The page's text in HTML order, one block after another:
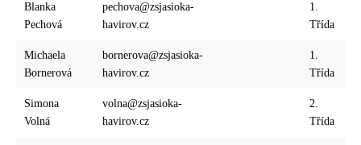
Blanka
Pechová
pechova@zsjasioka-
havirov.cz
1.
Třída
Michaela
Bornerová
bornerova@zsjasioka-
havirov.cz
1.
Třída
Simona
Volná
volna@zsjasioka-
havirov.cz
2.
Třída